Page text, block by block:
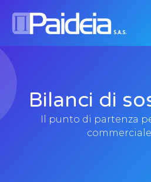
Bilanci di
Il punto di partenza